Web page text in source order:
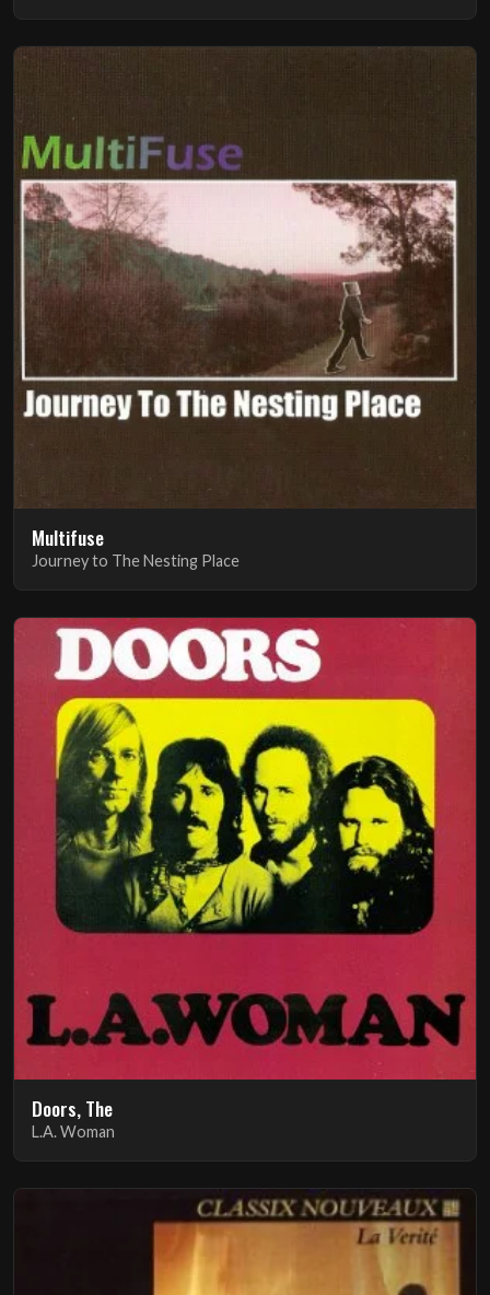
Multifuse
Journey to The Nesting Place
Doors, The
L.A. Woman